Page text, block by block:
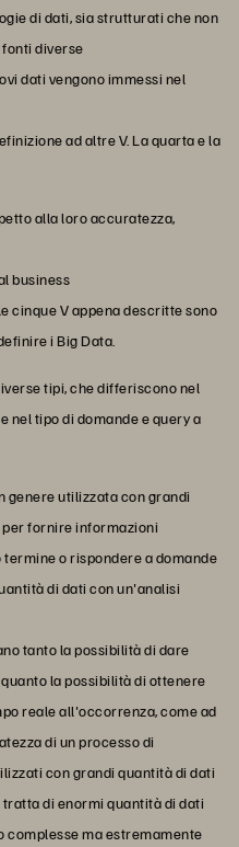
di dati, sia strutturati che non
diverse
dati vengono immessi nel
ad altre V. La quarta e la
alla loro accuratezza,
business
cinque V appena descritte sono
i Big Data.
tipi, che differiscono nel
nel tipo di domande e query a
genere utilizzata con grandi
fornire informazioni
o rispondere a domande
di dati con un'analisi
tanto la possibilità di dare
la possibilità di ottenere
reale all'occorrenza, come ad
di un processo di
con grandi quantità di dati
di enormi quantità di dati
complesse ma estremamente